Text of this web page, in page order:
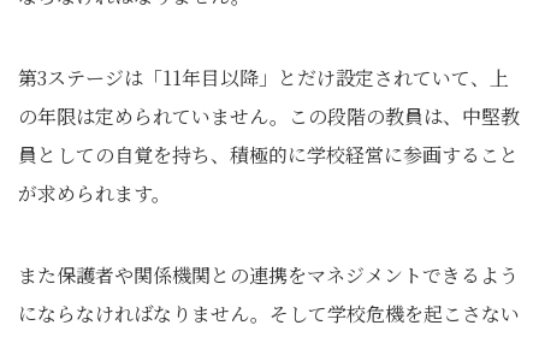
第3ステージは「11年目以降」とだけ設定されていて、上
の年限は定められていません。この段階の教員は、中堅教
員としての自覚を持ち、積極的に学校経営に参画すること
が求められます。
また保護者や関係機関との連携をマネジメントできるよう
にならなければなりません。そして学校危機を起こさない